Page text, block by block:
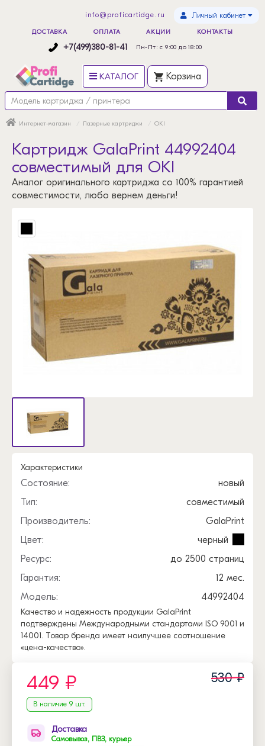
info@proficartidge.ru Личный кабинет
ДОСТАВКА ОПЛАТА АКЦИИ КОНТАКТЫ
+7(499)380-81-41 Пн-Пт: с 9:00 до 18:00
КАТАЛОГ Корзина
Интернет-магазин Лазерные картриджи OKI
Картридж GalaPrint 44992404
совместимый для OKI
Аналог оригинального картриджа со 100% гарантией
совместимости, любо вернем деньги!
Характеристики
Состояние:
новый
Тип:
совместимый
Производитель:
GalaPrint
Цвет:
черный
Ресурс:
до 2500 страниц
Гарантия:
12 мес.
Модель:
44992404
Качество и надежность продукции GalaPrint
подтверждены Международными стандартами ISO 9001 и
14001. Товар бренда имеет наилучшее соотношение
«цена-качество».
449 ₽ 530 ₽
В наличие 9 шт.
Доставка
Самовывоз, ПВЗ, курьер